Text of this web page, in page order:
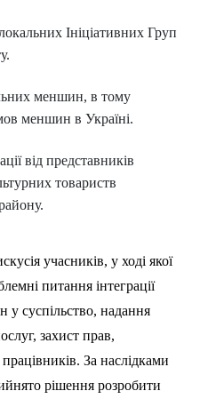
Ініціативних Груп
меншин, в тому
меншин в Україні.
від представників
товариств
учасників, у ході якої
питання інтеграції
суспільство, надання
захист прав,
За наслідками
рішення розробити